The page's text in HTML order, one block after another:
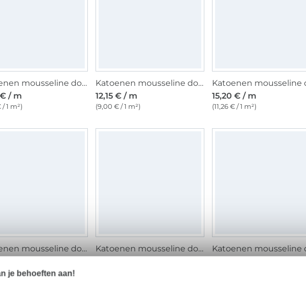
Katoenen mousseline double gauze uni, olijfgroen
€ / m
/ 1 m²)
Katoenen mousseline double gauze lemon, wit
12,15 € / m
(9,00 € / 1 m²)
15,20 € / m
(11,26 € / 1 m²)
Katoenen mousseline double gauze Dobby Blue Poppy, blanc
/ 1 m²)
Katoenen mousseline double gauze, terracotta
je behoeften aan!